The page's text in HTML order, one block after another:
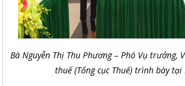
Bà Nguyễn Thị Thu Phương – Phó Vụ trưởng,
thuế (Tổng cục Thuế) trình bày